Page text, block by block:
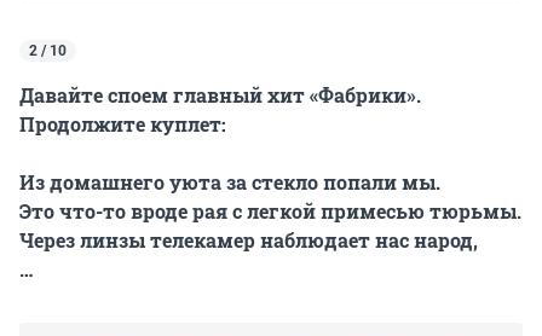
2 / 10
Давайте споем главный хит «Фабрики».
Продолжите куплет:
Из домашнего уюта за стекло попали мы.
Это что-то вроде рая с легкой примесью тюрьмы.
Через линзы телекамер наблюдает нас народ,
…